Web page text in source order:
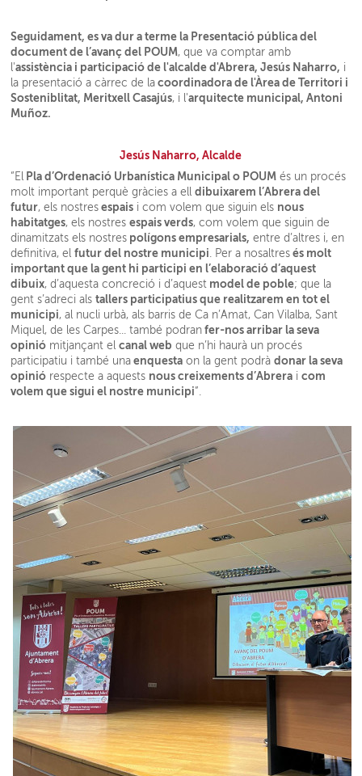
Seguidament, es va dur a terme la Presentació pública del
document de l’avanç del POUM, que va comptar amb
l'assistència i participació de l'alcalde d'Abrera, Jesús Naharro, i
la presentació a càrrec de la coordinadora de l'Àrea de Territori i
Sosteniblitat, Meritxell Casajús, i l'arquitecte municipal, Antoni
Muñoz.
Jesús Naharro, Alcalde
“El Pla d’Ordenació Urbanística Municipal o POUM és un procés
molt important perquè gràcies a elldibuixarem l’Abrera del
futur, els nostres espais i com volem que siguin els nous
habitatges, els nostresespais verds, com volem que siguin de
dinamitzats els nostres polígons empresarials, entre d’altres i, en
definitiva, elfutur del nostre municipi . Per a nosaltres és molt
important que la gent hi participi en l’elaboració d’aquest
dibuix, d’aquesta concreció i d’aquest model de poble; que la
gent s’adreci alstallers participatius que realitzarem en tot el
municipi, al nucli urbà, als barris de Ca n’Amat, Can Vilalba, Sant
Miquel, de les Carpes... també podran fer-nos arribar la seva
opinió mitjançant elcanal web que n’hi haurà un procés
participatiu i també una enquesta on la gent podràdonar la seva
opinió respecte a aquests nous creixements d’Abrera icom
volem que sigui el nostre municipi”.